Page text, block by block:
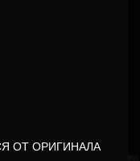
ОТ ОРИГИНАЛА